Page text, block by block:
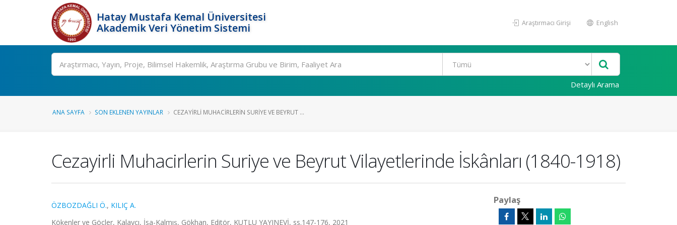
Hatay Mustafa Kemal Üniversitesi
Akademik Veri Yönetim Sistemi
Araştırmacı Girişi English
Ara
Detaylı Arama
ANA SAYFA SON EKLENEN YAYINLAR CEZAYIRLI MUHACIRLERIN SURIYE VE BEYRUT ...
Cezayirli Muhacirlerin Suriye ve Beyrut Vilayetlerinde İskânları (1840-1918)
ÖZBOZDAĞLI Ö., KILIÇ A.
Kökenler ve Göçler, Kalaycı, İsa-Kalmış, Gökhan, Editör, KUTLU YAYINEVİ, ss.147-176, 2021
Paylaş